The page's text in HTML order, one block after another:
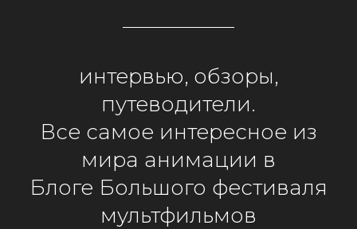
интервью, обзоры,
путеводители.
Все самое интересное из
мира анимации в
Блоге Большого фестиваля
мультфильмов